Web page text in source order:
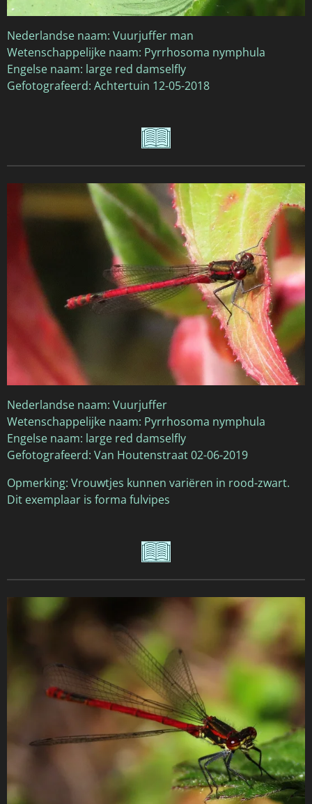
Nederlandse naam: Vuurjuffer man
Wetenschappelijke naam: Pyrrhosoma nymphula
Engelse naam: large red damselfly
Gefotografeerd: Achtertuin 12-05-2018
Nederlandse naam: Vuurjuffer
Wetenschappelijke naam: Pyrrhosoma nymphula
Engelse naam: large red damselfly
Gefotografeerd: Van Houtenstraat 02-06-2019
Opmerking: Vrouwtjes kunnen variëren in rood-zwart.
Dit exemplaar is forma fulvipes